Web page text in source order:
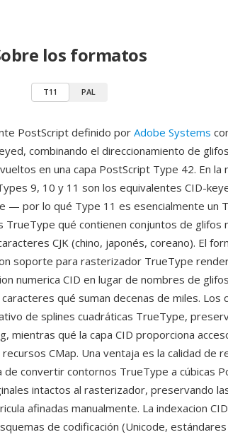
los formatos
T11 PAL
PostScript definido por Adobe Systems
combinando el direccionamiento de
en una capa PostScript Type 42. En la
9, 10 y 11 son los equivalentes CID-
— por lo qué Type 11 es esencialmente un
TrueType qué contienen conjuntos de glifos
CJK (chino, japonés, coreano). El
soporte para rasterizador TrueType
numerica CID en lugar de nombres de
qué suman decenas de miles. Los
de splines cuadráticas TrueType,
mientras qué la capa CID proporciona
CMap. Una ventaja es la calidad de
convertir contornos TrueType a cúbicas
intactos al rasterizador, preservando
afinadas manualmente. La indexacion
de codificación (Unicode, estándares